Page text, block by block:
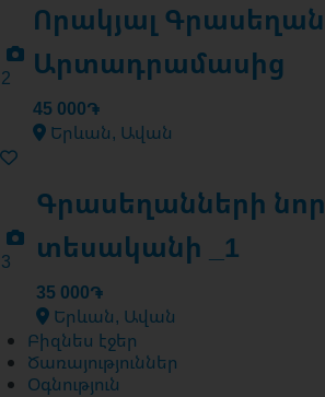
2
Որակյալ Գրասեղան
Արտադրամասից
45 000֏
Երևան, Ավան
3
Գրասեղանների նոր
տեսականի _1
35 000֏
Երևան, Ավան
Բիզնես էջեր
Ծառայություններ
Օգնություն